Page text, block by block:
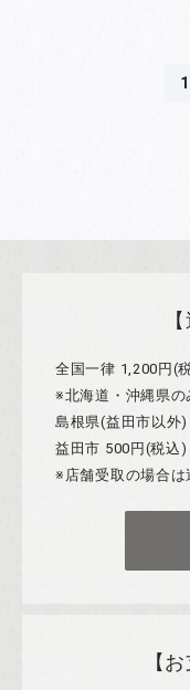
1
全国一律 1,200円(
※北海道・沖縄県
島根県(益田市以外
益田市 500円(税込)
※店舗受取の場合は
【